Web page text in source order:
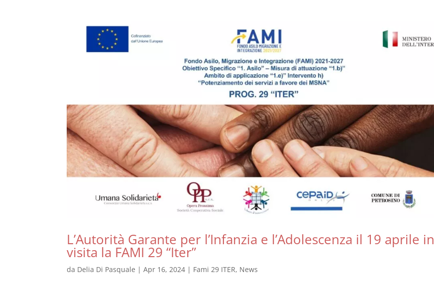
L’Autorità Garante per l’Infanzia e l’Adolescenza il 19 aprile in
visita la FAMI 29 “Iter”
da Delia Di Pasquale |Apr 16, 2024 | Fami 29 ITER, News